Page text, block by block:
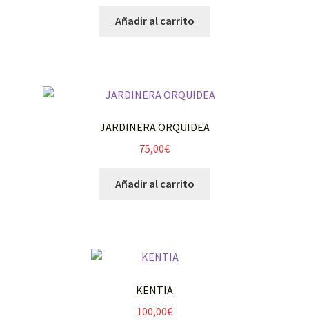
Añadir al carrito
JARDINERA ORQUIDEA
75,00€
Añadir al carrito
KENTIA
100,00€